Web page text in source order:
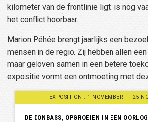
kilometer van de frontlinie ligt, is nog
het conflict hoorbaar.
Marion Péhée brengt jaarlijks een
mensen in de regio. Zij hebben allen
maar geloven samen in een betere
expositie vormt een ontmoeting met
EXPOSITION : 1 NOVEMBER → 25
DE DONBASS, OPGROEIEN IN EEN